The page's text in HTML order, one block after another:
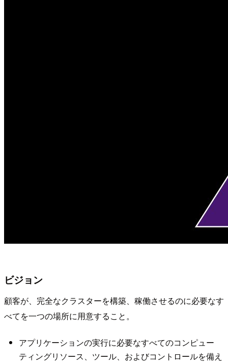
ビジョン
顧客が、完全なクラスターを構築、稼働させるのに必要なす
べてを一つの場所に用意すること。
アプリケーションの実行に必要なすべてのコンピュー
ティングリソース、ツール、およびコントロールを備え